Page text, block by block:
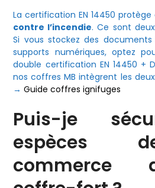
La certification EN 14450
contre l’incendie. Ce sont
Si vous stockez des
supports numériques, optez
double certification EN 14450 +
nos coffres MB intègrent les
→Guide coffres ignifuges
Puis-je
espèces
commerce